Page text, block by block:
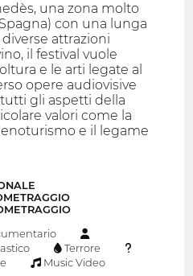
una zona molto
con una lunga
attrazioni
il festival vuole
e le arti legate al
opere audiovisive
gli aspetti della
valori come la
e il legame
Terrore
Music Video